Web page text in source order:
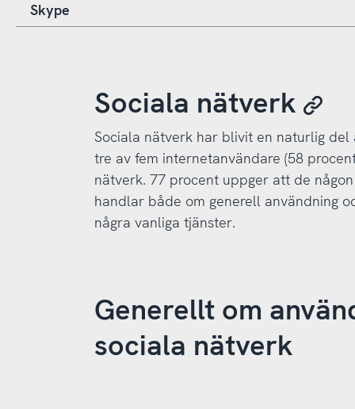
Skype
Sociala nätverk
Sociala nätverk har blivit en naturlig
tre av fem internetanvändare (58
nätverk. 77 procent uppger att de
handlar både om generell användning
några vanliga tjänster.
Generellt om
sociala nätverk